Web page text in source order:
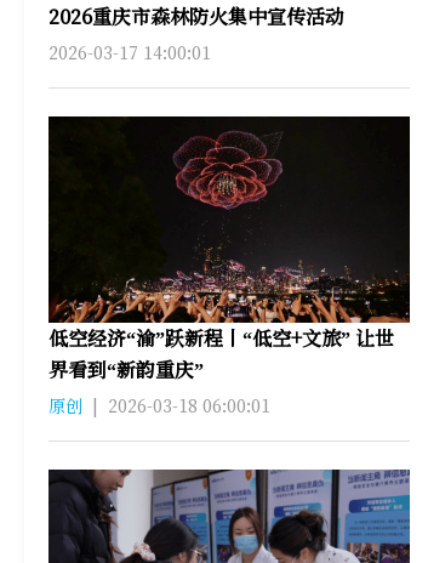
2026重庆市森林防火集中宣传活动
2026-03-17 14:00:01
低空经济“渝”跃新程丨“低空+文旅” 让世
界看到“新韵重庆”
原创 | 2026-03-18 06:00:01